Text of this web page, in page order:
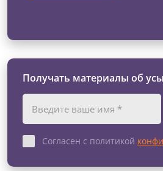
Получать материалы об
Согласен с политикой